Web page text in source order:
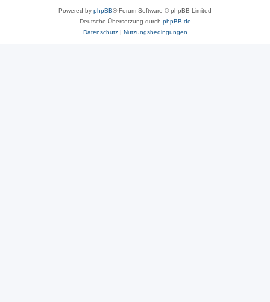
Powered by phpBB® Forum Software © phpBB Limited
Deutsche Übersetzung durch phpBB.de
Datenschutz| Nutzungsbedingungen